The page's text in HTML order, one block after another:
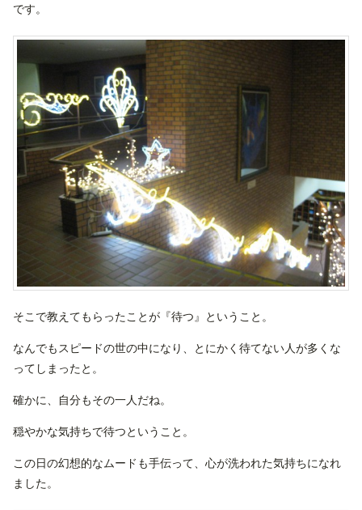
です。
そこで教えてもらったことが『待つ』ということ。
なんでもスピードの世の中になり、とにかく待てない人が多くな
ってしまったと。
確かに、自分もその一人だね。
穏やかな気持ちで待つということ。
この日の幻想的なムードも手伝って、心が洗われた気持ちになれ
ました。